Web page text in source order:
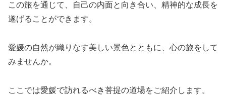
この旅を通じて、自己の内面と向き合い、精神的な成長を
遂げることができます。
愛媛の自然が織りなす美しい景色とともに、心の旅をして
みませんか。
ここでは愛媛で訪れるべき菩提の道場をご紹介します。